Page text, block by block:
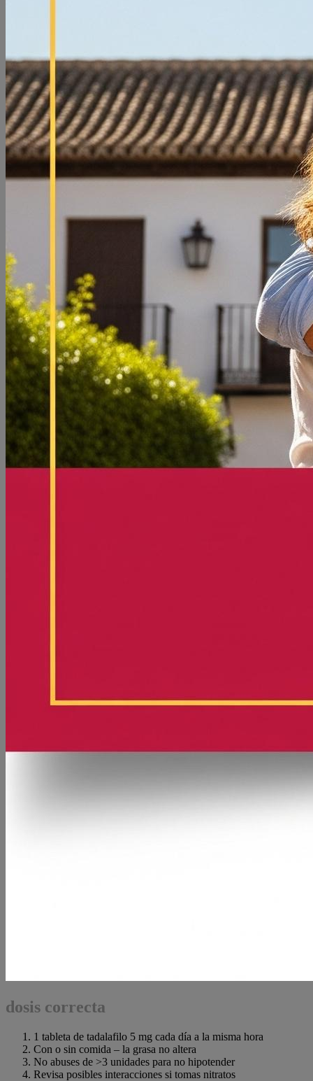
dosis correcta
1 tableta de tadalafilo 5 mg cada día a la misma hora
Con o sin comida – la grasa no altera
No abuses de >3 unidades para no hipotender
Revisa posibles interacciones si tomas nitratos